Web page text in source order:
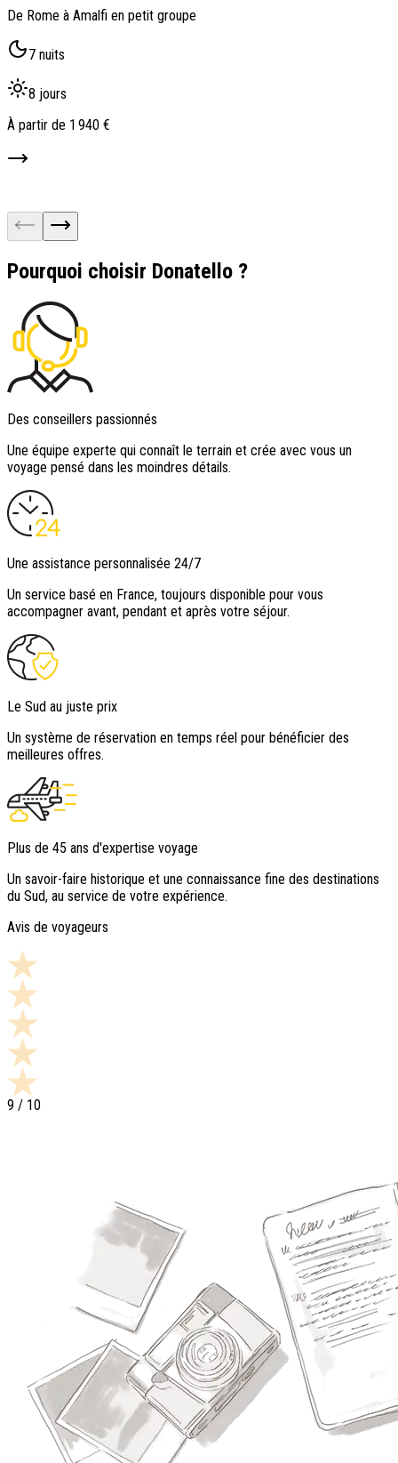
De Rome à Amalfi en petit groupe
7 nuits
8 jours
À partir de 1 940 €
Pourquoi choisir Donatello ?
Des conseillers passionnés
Une équipe experte qui connaît le terrain et crée avec vous un
voyage pensé dans les moindres détails.
Une assistance personnalisée 24/7
Un service basé en France, toujours disponible pour vous
accompagner avant, pendant et après votre séjour.
Le Sud au juste prix
Un système de réservation en temps réel pour bénéficier des
meilleures offres.
Plus de 45 ans d'expertise voyage
Un savoir-faire historique et une connaissance fine des destinations
du Sud, au service de votre expérience.
Avis de voyageurs
9 / 10